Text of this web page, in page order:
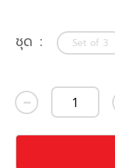
ชุด Set of 3